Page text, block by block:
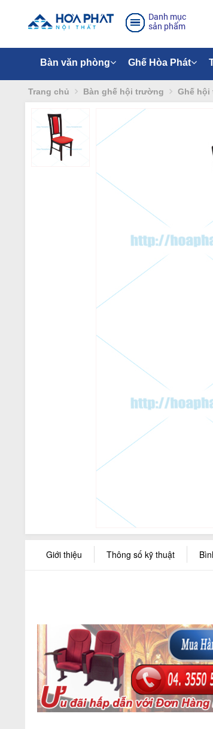
Danh mục
sản phẩm
Bàn văn phòng Ghế Hòa Phát
Trang chủ Bàn ghế hội trường Ghế
Giới thiệu Thông số kỹ thuật